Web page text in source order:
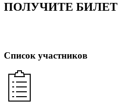
ПОЛУЧИТЕ БИЛЕТ
Список участников